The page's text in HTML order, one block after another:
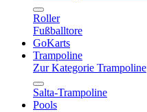
Roller
Fußballtore
GoKarts
Trampoline
Zur Kategorie Trampoline
Salta-Trampoline
Pools